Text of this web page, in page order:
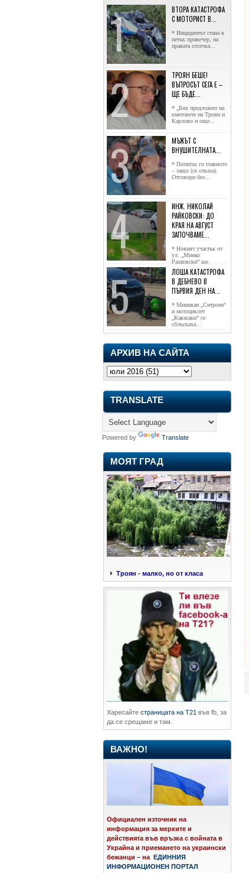
ВТОРА КАТАСТРОФА
С МОТОРИСТ В...
* Инцидентът стана в
петък привечер, на
правата отсечка...
ТРОЯН БЕШЕ!
ВЪПРОСЪТ СЕГА Е –
ЩЕ БЪДЕ...
* „Бих предложил на
кметовете на Троян и
Карлово и още...
МЪЖЪТ С
ВНУШИТЕЛНАТА...
* Попитах го главното
– защо (се отказа).
Отговори без...
ИНЖ. НИКОЛАЙ
РАЙКОВСКИ: ДО
КРАЯ НА АВГУСТ
ЗАПОЧВАМЕ...
* Новият участък от
ул. „Минко
Радковски“ ще
достигне жк...
ЛОША КАТАСТРОФА
В ДЕБНЕВО В
ПЪРВИЯ ДЕН НА...
* Миниван „Ситроен“
и мотоциклет
„Кавасаки“ се
сблъскаха...
АРХИВ НА САЙТА
TRANSLATE
Powered by Translate
МОЯТ ГРАД
Троян - малко, но от класа
Харесайте страницата на Т21 във fb, за
да се срещаме и там.
ВАЖНО!
Официален източник на
информация за мерките и
действията във връзка с войната в
Украйна и приемането на украински
бежанци – на
ЕДИННИЯ
ИНФОРМАЦИОНЕН ПОРТАЛ